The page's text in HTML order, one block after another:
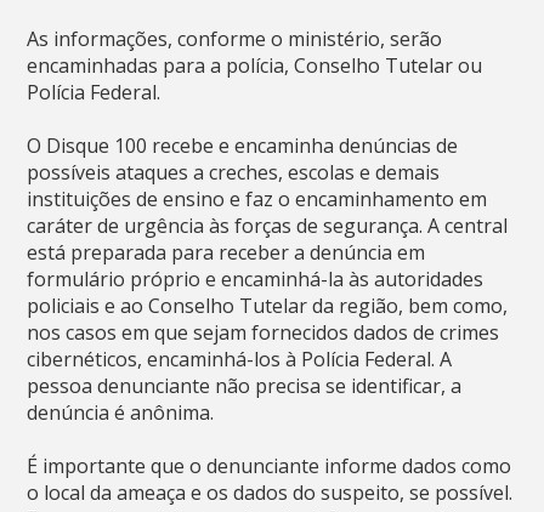
As informações, conforme o ministério, serão
encaminhadas para a polícia, Conselho Tutelar ou
Polícia Federal.
O Disque 100 recebe e encaminha denúncias de
possíveis ataques a creches, escolas e demais
instituições de ensino e faz o encaminhamento em
caráter de urgência às forças de segurança. A central
está preparada para receber a denúncia em
formulário próprio e encaminhá-la às autoridades
policiais e ao Conselho Tutelar da região, bem como,
nos casos em que sejam fornecidos dados de crimes
cibernéticos, encaminhá-los à Polícia Federal. A
pessoa denunciante não precisa se identificar, a
denúncia é anônima.
É importante que o denunciante informe dados como
o local da ameaça e os dados do suspeito, se possível.